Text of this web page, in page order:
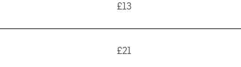
£13
£21